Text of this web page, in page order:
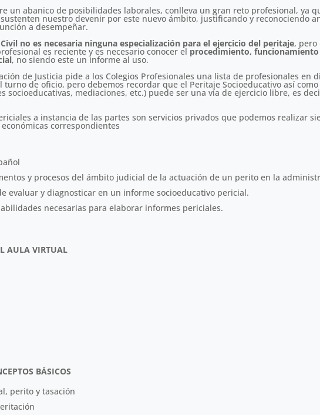
un abanico de posibilidades laborales, conlleva un gran reto profesional, ya
nuestro devenir por este nuevo ámbito, justificando y reconociendo
a desempeñar.
no es necesaria ninguna especialización para el ejercicio del peritaje,
es reciente y es necesario conocer el procedimiento,
, no siendo este un informe al uso.
de Justicia pide a los Colegios Profesionales una lista de profesionales en
de oficio, pero debemos recordar que el Peritaje Socioeducativo así
socioeducativas, mediaciones, etc.) puede ser una vía de ejercicio libre, es
a instancia de las partes son servicios privados que podemos realizar
correspondientes
y procesos del ámbito judicial de la actuación de un perito en la
evaluar y diagnosticar en un informe socioeducativo pericial.
necesarias para elaborar informes periciales.
AULA VIRTUAL
BÁSICOS
perito y tasación